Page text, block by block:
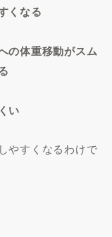
くなる
の体重移動がスム
い
やすくなるわけで